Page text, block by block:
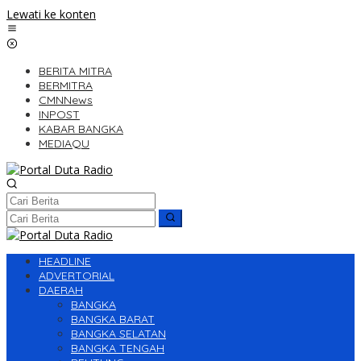
Lewati ke konten
BERITA MITRA
BERMITRA
CMNNews
INPOST
KABAR BANGKA
MEDIAQU
HEADLINE
ADVERTORIAL
DAERAH
BANGKA
BANGKA BARAT
BANGKA SELATAN
BANGKA TENGAH